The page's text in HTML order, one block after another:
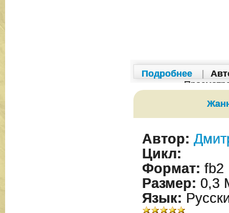
Подробнее
Автор:
Цикл:
Формат: fb2
Размер: 0,3
Язык: